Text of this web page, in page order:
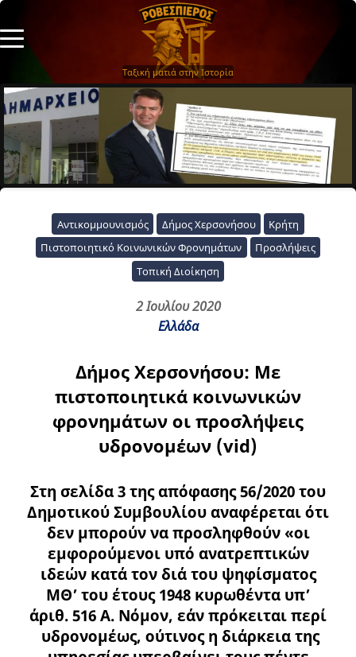
Ταξική ματιά στην Ιστορία
Αντικομμουνισμός Δήμος Χερσονήσου
Κρήτη
Πιστοποιητικό Κοινωνικών Φρονημάτων
Προσλήψεις
Τοπική Διοίκηση
2 Ιουλίου 2020
Ελλάδα
Δήμος Χερσονήσου: Με
πιστοποιητικά κοινωνικών
φρονημάτων οι προσλήψεις
υδρονομέων (vid)
Στη σελίδα 3 της απόφασης 56/2020 του
Δημοτικού Συμβουλίου αναφέρεται ότι
δεν μπορούν να προσληφθούν «οι
εμφορούμενοι υπό ανατρεπτικών
ιδεών κατά τον διά του ψηφίσματος
ΜΘ’ του έτους 1948 κυρωθέντα υπ’
άριθ. 516 Α. Νόμον, εάν πρόκειται περί
υδρονομέως, ούτινος η διάρκεια της